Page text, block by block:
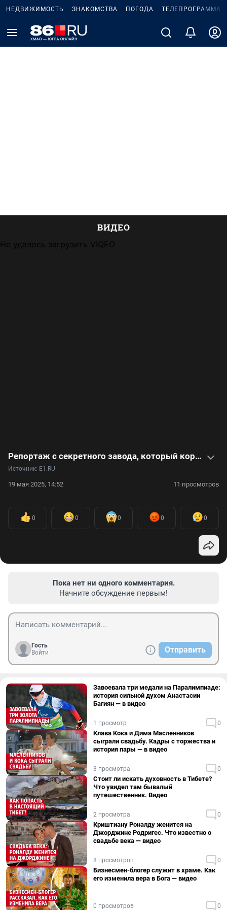
НЕДВИЖИМОСТЬ ЗНАКОМСТВА ПОГОДА ТЕЛЕПРОГРАММА
ВИДЕО
Не удалось загрузить VIQEO
Репортаж с секретного завода, который кормит фастфудом всю Россию
Источник: Е1.RU
19 мая 2025, 14:52 11 просмотров
0 0 0 0 0
Пока нет ни одного комментария.
Начните обсуждение первым!
Гость
Войти
Отправить
Завоевала три медали на Паралимпиаде:
история сильной духом Анастасии
Багиян — в видео
1 просмотр 0
Клава Кока и Дима Масленников
сыграли свадьбу. Кадры с торжества и
история пары — в видео
3 просмотра 0
Стоит ли искать духовность в Тибете?
Что увидел там бывалый
путешественник. Видео
2 просмотра 0
Криштиану Роналду женится на
Джорджине Родригес. Что известно о
свадьбе века — видео
8 просмотров 0
Бизнесмен-блогер служит в храме. Как
его изменила вера в Бога — видео
0 просмотров 0